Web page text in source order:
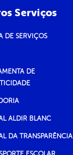
Serviços
DE SERVIÇOS
DE
ALDIR BLANC
DA TRANSPARÊNCIA